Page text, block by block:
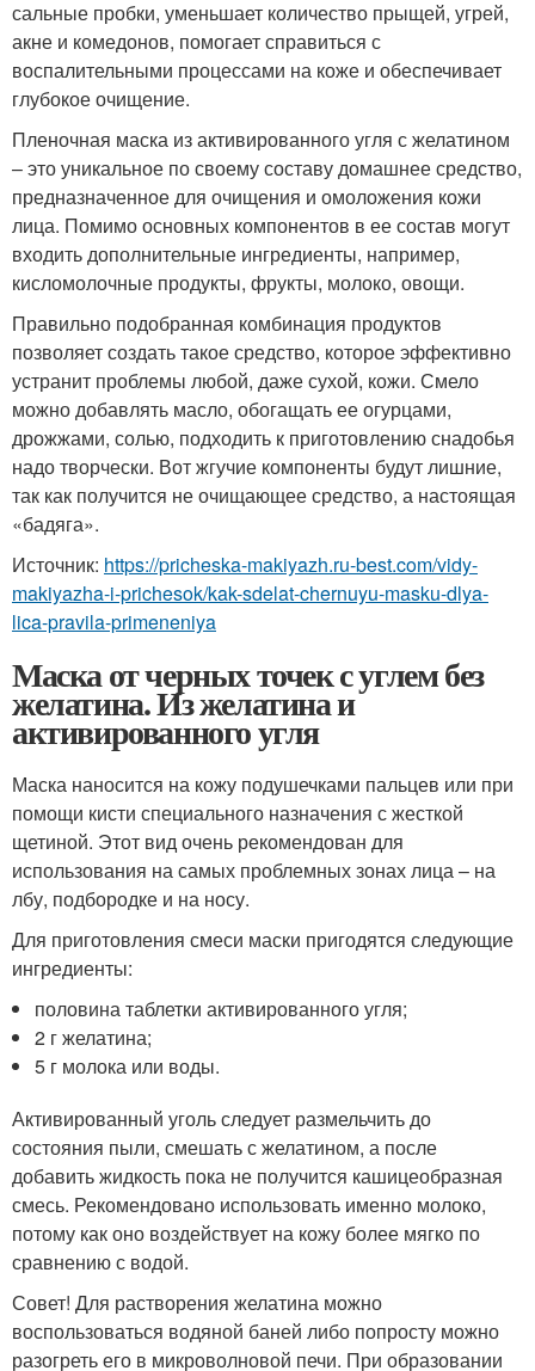
сальные пробки, уменьшает количество прыщей, угрей,
акне и комедонов, помогает справиться с
воспалительными процессами на коже и обеспечивает
глубокое очищение.
Пленочная маска из активированного угля с желатином
– это уникальное по своему составу домашнее средство,
предназначенное для очищения и омоложения кожи
лица. Помимо основных компонентов в ее состав могут
входить дополнительные ингредиенты, например,
кисломолочные продукты, фрукты, молоко, овощи.
Правильно подобранная комбинация продуктов
позволяет создать такое средство, которое эффективно
устранит проблемы любой, даже сухой, кожи. Смело
можно добавлять масло, обогащать ее огурцами,
дрожжами, солью, подходить к приготовлению снадобья
надо творчески. Вот жгучие компоненты будут лишние,
так как получится не очищающее средство, а настоящая
«бадяга».
Источник: https://pricheska-makiyazh.ru-best.com/vidy-
makiyazha-i-prichesok/kak-sdelat-chernuyu-masku-dlya-
lica-pravila-primeneniya
Маска от черных точек с углем без
желатина. Из желатина и
активированного угля
Маска наносится на кожу подушечками пальцев или при
помощи кисти специального назначения с жесткой
щетиной. Этот вид очень рекомендован для
использования на самых проблемных зонах лица – на
лбу, подбородке и на носу.
Для приготовления смеси маски пригодятся следующие
ингредиенты:
половина таблетки активированного угля;
2 г желатина;
5 г молока или воды.
Активированный уголь следует размельчить до
состояния пыли, смешать с желатином, а после
добавить жидкость пока не получится кашицеобразная
смесь. Рекомендовано использовать именно молоко,
потому как оно воздействует на кожу более мягко по
сравнению с водой.
Совет! Для растворения желатина можно
воспользоваться водяной баней либо попросту можно
разогреть его в микроволновой печи. При образовании